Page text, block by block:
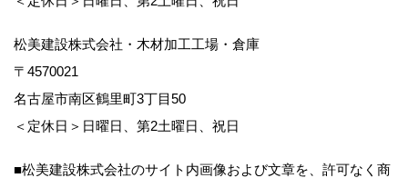
松美建設株式会社・木材加工工場・倉庫
〒4570021
名古屋市南区鶴里町3丁目50
＜定休日＞日曜日、第2土曜日、祝日
■松美建設株式会社のサイト内画像および文章を、許可なく商